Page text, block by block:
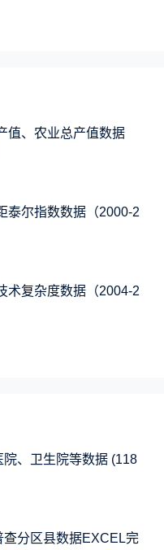
值、农业总产值数据
泰尔指数数据（2000-2
术复杂度数据（2004-2
、卫生院等数据 (118
查分区县数据EXCEL完